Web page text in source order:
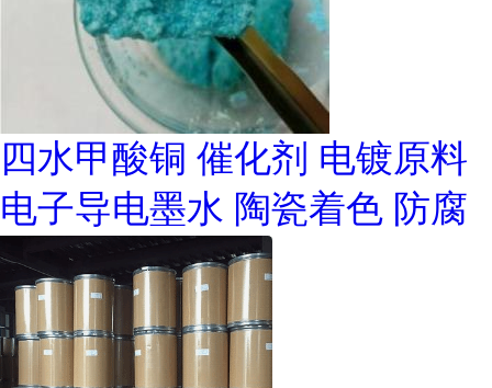
四水甲酸铜 催化剂 电镀原料
电子导电墨水 陶瓷着色 防腐